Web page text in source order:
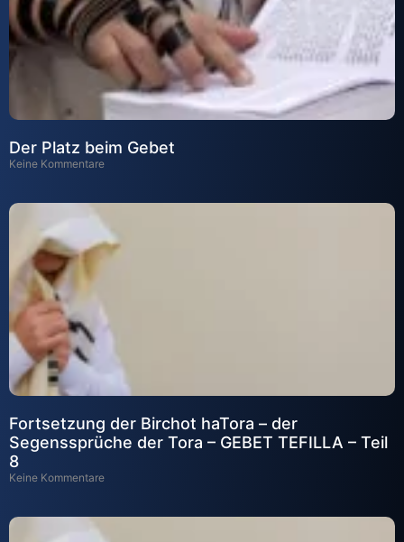
Der Platz beim Gebet
Keine Kommentare
Fortsetzung der Birchot haTora – der
Segenssprüche der Tora – GEBET TEFILLA – Teil
8
Keine Kommentare